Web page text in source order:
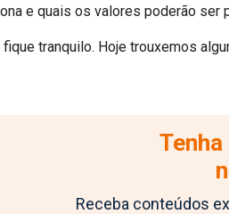
e quais os valores poderão ser
tranquilo. Hoje trouxemos
Receba conteúdos